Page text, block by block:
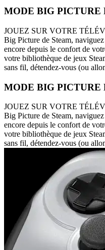
MODE BIG PICTURE
JOUEZ SUR VOTRE
Big Picture de Steam,
encore depuis le confort de
votre bibliothèque de jeux
sans fil, détendez-vous (ou
MODE BIG PICTURE
JOUEZ SUR VOTRE
Big Picture de Steam,
encore depuis le confort de
votre bibliothèque de jeux
sans fil, détendez-vous (ou